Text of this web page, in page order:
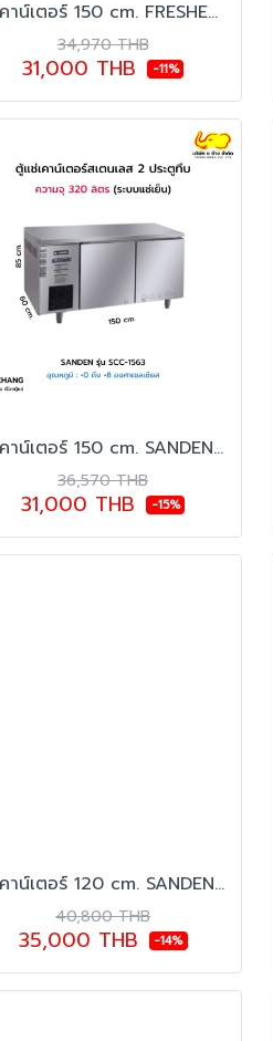
ตู้เคาน์เตอร์ 150 cm. FRESHER รุ่น FR-2D150C6
34,970 THB
31,000 THB -11%
ตู้เคาน์เตอร์ 150 cm. SANDEN รุ่น SCC-1563
36,570 THB
31,000 THB -15%
ตู้เคาน์เตอร์ 120 cm. SANDEN รุ่น SCF-1263
40,800 THB
35,000 THB -14%